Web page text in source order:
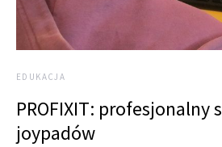
EDUKACJA
PROFIXIT: profesjonalny
joypadów